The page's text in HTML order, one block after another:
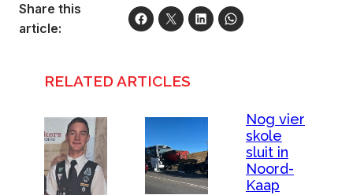
Share this
article:
RELATED ARTICLES
Nog vier
skole
sluit in
Noord-
Kaap